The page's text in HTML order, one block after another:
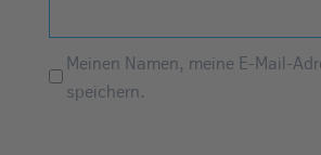
Meinen Namen, meine E-Mail-
speichern.